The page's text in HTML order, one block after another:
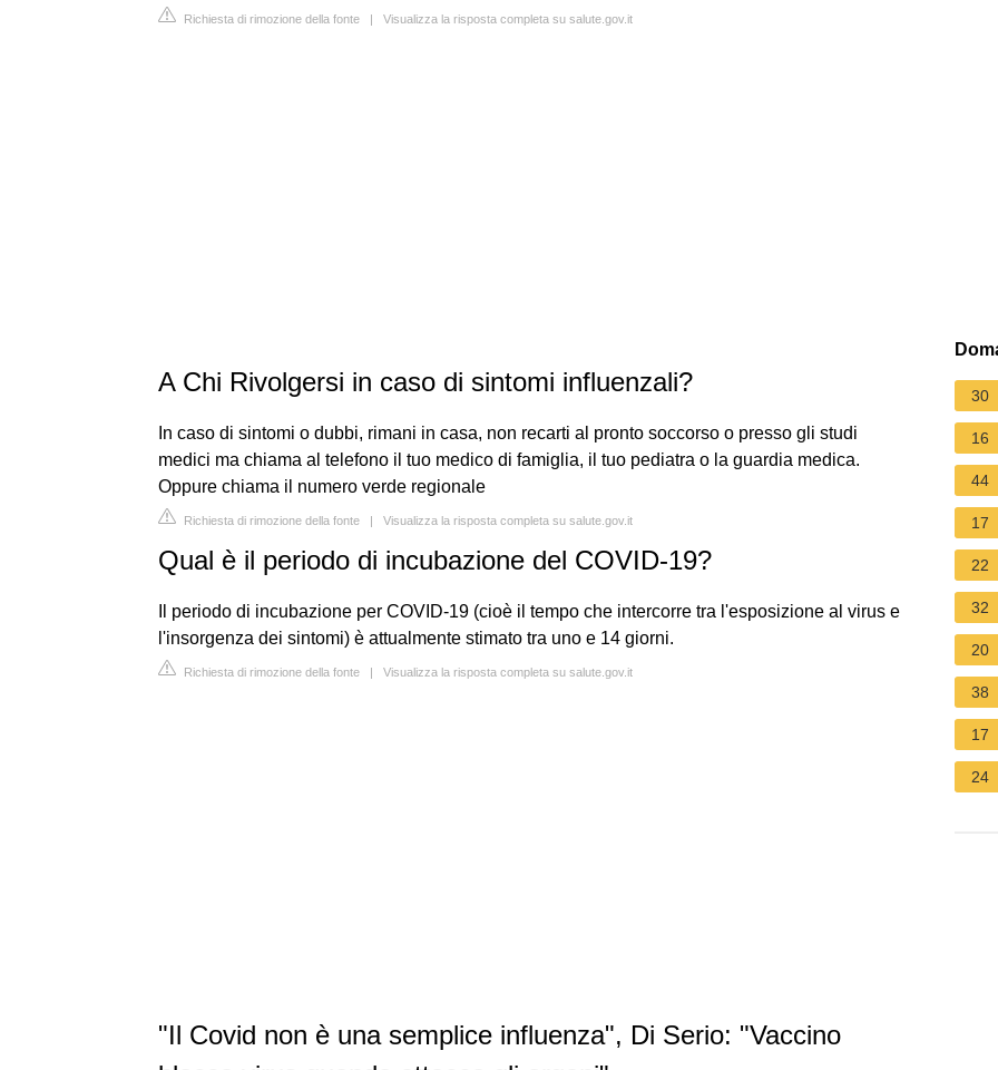
Richiesta di rimozione della fonte | Visualizza la risposta completa su salute.gov.it
A Chi Rivolgersi in caso di sintomi influenzali?
In caso di sintomi o dubbi, rimani in casa, non recarti al pronto soccorso o presso gli studi
medici ma chiama al telefono il tuo medico di famiglia, il tuo pediatra o la guardia medica.
Oppure chiama il numero verde regionale
Richiesta di rimozione della fonte | Visualizza la risposta completa su salute.gov.it
Qual è il periodo di incubazione del COVID-19?
Il periodo di incubazione per COVID-19 (cioè il tempo che intercorre tra l'esposizione al virus e
l'insorgenza dei sintomi) è attualmente stimato tra uno e 14 giorni.
Richiesta di rimozione della fonte | Visualizza la risposta completa su salute.gov.it
"Il Covid non è una semplice influenza", Di Serio: "Vaccino
30
16
44
17
22
32
20
38
17
24